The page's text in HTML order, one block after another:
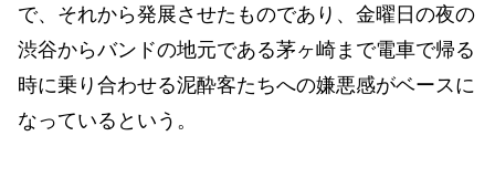
で、それから発展させたものであり、金曜日の夜の
渋谷からバンドの地元である茅ヶ崎まで電車で帰る
時に乗り合わせる泥酔客たちへの嫌悪感がベースに
なっているという。